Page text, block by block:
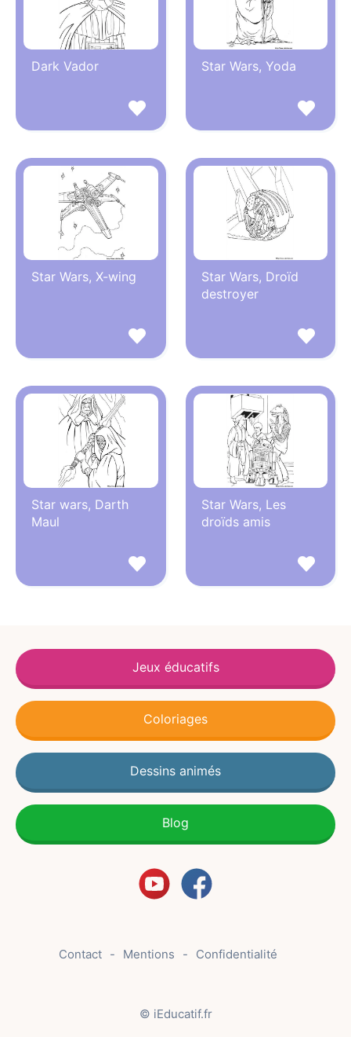
Dark Vador Star Wars, Yoda
Star Wars, X-wing
Star Wars, Droïd
destroyer
Star wars, Darth
Maul
Star Wars, Les
droïds amis
Jeux éducatifs
Coloriages
Dessins animés
Blog
Contact Mentions Confidentialité
© iEducatif.fr